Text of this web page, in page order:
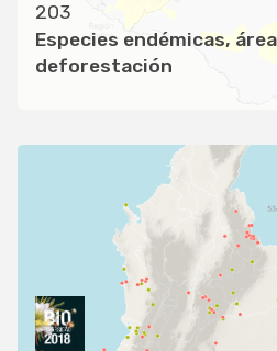
203
Especies endémicas,
deforestación